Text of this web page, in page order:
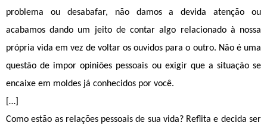
problema ou desabafar, não damos a devida atenção ou
acabamos dando um jeito de contar algo relacionado à nossa
própria vida em vez de voltar os ouvidos para o outro. Não é uma
questão de impor opiniões pessoais ou exigir que a situação se
encaixe em moldes já conhecidos por você.
[…]
Como estão as relações pessoais de sua vida? Reflita e decida ser